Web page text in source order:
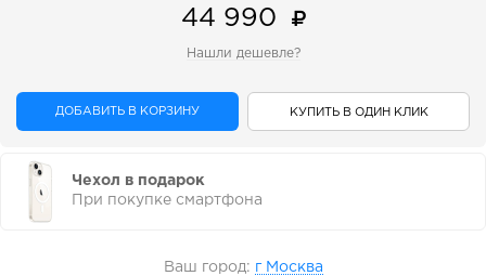
44 990
Нашли дешевле?
ДОБАВИТЬ В КОРЗИНУ КУПИТЬ В ОДИН КЛИК
Чехол в подарок
При покупке смартфона
Ваш город: г Москва